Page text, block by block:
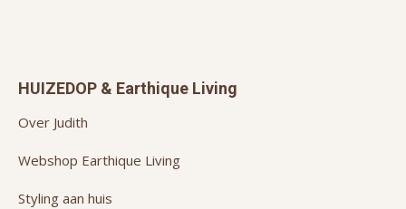
HUIZEDOP & Earthique Living
Over Judith
Webshop Earthique Living
Styling aan huis